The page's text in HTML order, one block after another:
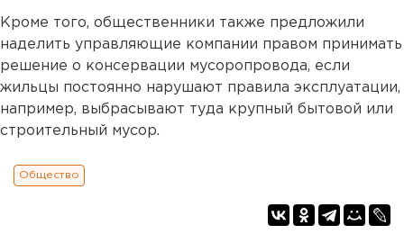
Кроме того, общественники также предложили
наделить управляющие компании правом принимать
решение о консервации мусоропровода, если
жильцы постоянно нарушают правила эксплуатации,
например, выбрасывают туда крупный бытовой или
строительный мусор.
Общество